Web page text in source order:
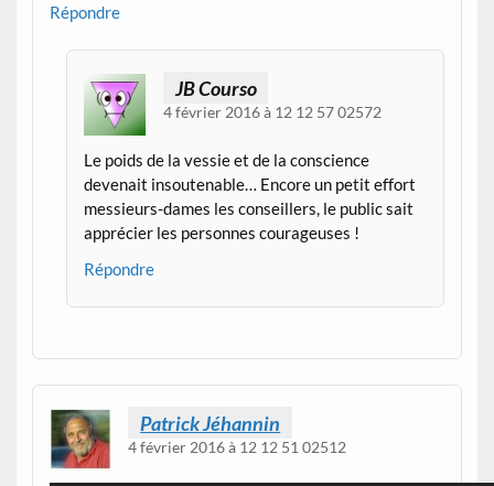
Répondre
JB Courso
4 février 2016 à 12 12 57 02572
Le poids de la vessie et de la conscience
devenait insoutenable… Encore un petit effort
messieurs-dames les conseillers, le public sait
apprécier les personnes courageuses !
Répondre
Patrick Jéhannin
4 février 2016 à 12 12 51 02512